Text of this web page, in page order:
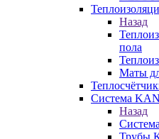
Назад
пола
Маты
Система
Назад
Трубы